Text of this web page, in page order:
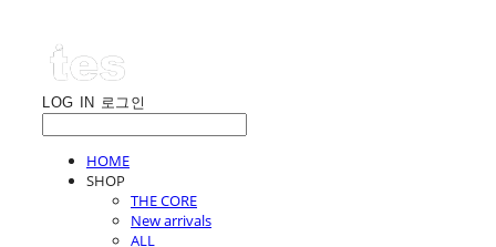
LOG IN 로그인
HOME
SHOP
THE CORE
New arrivals
ALL